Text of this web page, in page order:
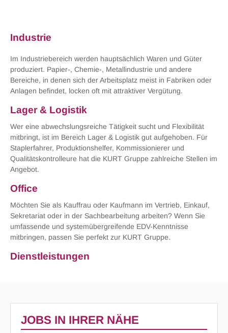
Industrie
Im Industriebereich werden hauptsächlich Waren und Güter
produziert. Papier-, Chemie-, Metallindustrie und andere
Bereiche, in denen sich der Arbeitsplatz meist in Fabriken oder
Anlagen befindet, locken oft mit attraktiver Vergütung.
Lager & Logistik
Wer eine abwechslungsreiche Tätigkeit sucht und Flexibilität
mitbringt, ist im Bereich Lager & Logistik gut aufgehoben. Für
Staplerfahrer, Produktionshelfer, Kommissionierer und
Qualitätskontrolleure hat die KURT Gruppe zahlreiche Stellen im
Angebot.
Office
Möchten Sie als Kauffrau oder Kaufmann im Vertrieb, Einkauf,
Sekretariat oder in der Sachbearbeitung arbeiten? Wenn Sie
umfassende und systemübergreifende EDV-Kenntnisse
mitbringen, passen Sie perfekt zur KURT Gruppe.
Dienstleistungen
JOBS IN IHRER NÄHE